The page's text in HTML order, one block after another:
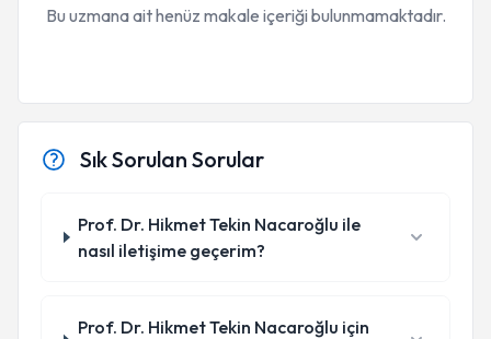
Bu uzmana ait henüz makale içeriği bulunmamaktadır.
Sık Sorulan Sorular
Prof. Dr. Hikmet Tekin Nacaroğlu ile
nasıl iletişime geçerim?
Prof. Dr. Hikmet Tekin Nacaroğlu için